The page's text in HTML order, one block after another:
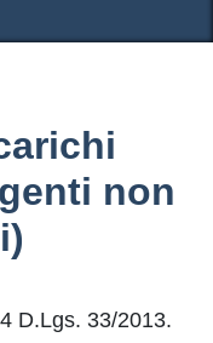
non
D.Lgs. 33/2013.